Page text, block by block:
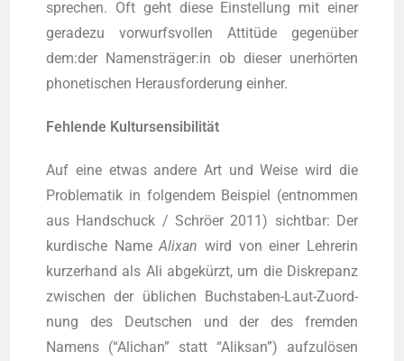
spre­chen. Oft geht die­se Ein­stel­lung mit einer
gera­de­zu vor­wurfs­vol­len Atti­tü­de gegen­über
dem:der Namensträger:in ob die­ser uner­hör­ten
pho­ne­ti­schen Her­aus­for­de­rung einher.
Feh­len­de Kultursensibilität
Auf eine etwas ande­re Art und Wei­se wird die
Pro­ble­ma­tik in fol­gen­dem Bei­spiel (ent­nom­men
aus Hand­schuck / Schrö­er 2011) sicht­bar: Der
kur­di­sche NameAli­x­anwird von einer Leh­re­rin
kur­zer­hand als Ali abge­kürzt, um die Dis­kre­panz
zwi­schen der übli­chen Buch­sta­ben-Laut-Zuord­
nung des Deut­schen und der des frem­den
Namens (“Ali­chan” statt “Ali­ksan”) auf­zu­lö­sen